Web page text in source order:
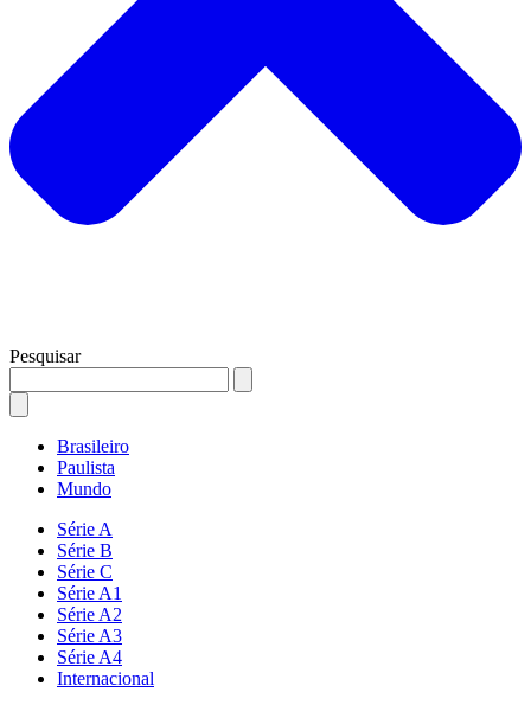
Pesquisar
Brasileiro
Paulista
Mundo
Série A
Série B
Série C
Série A1
Série A2
Série A3
Série A4
Internacional